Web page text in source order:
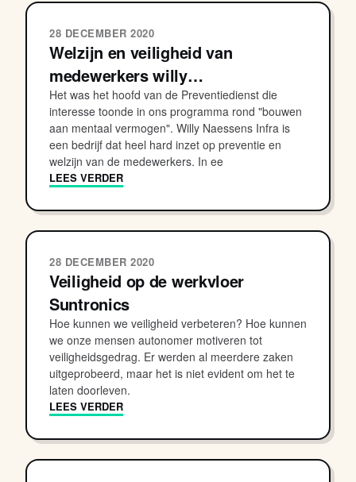
28 DECEMBER 2020
Welzijn en veiligheid van
medewerkers willy…
Het was het hoofd van de Preventiedienst die
interesse toonde in ons programma rond "bouwen
aan mentaal vermogen". Willy Naessens Infra is
een bedrijf dat heel hard inzet op preventie en
welzijn van de medewerkers. In ee
LEES VERDER
28 DECEMBER 2020
Veiligheid op de werkvloer
Suntronics
Hoe kunnen we veiligheid verbeteren? Hoe kunnen
we onze mensen autonomer motiveren tot
veiligheidsgedrag. Er werden al meerdere zaken
uitgeprobeerd, maar het is niet evident om het te
laten doorleven.
LEES VERDER